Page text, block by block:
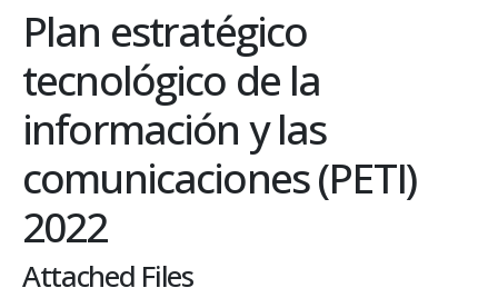
Plan estratégico
tecnológico de la
información y las
comunicaciones (PETI)
2022
Attached Files